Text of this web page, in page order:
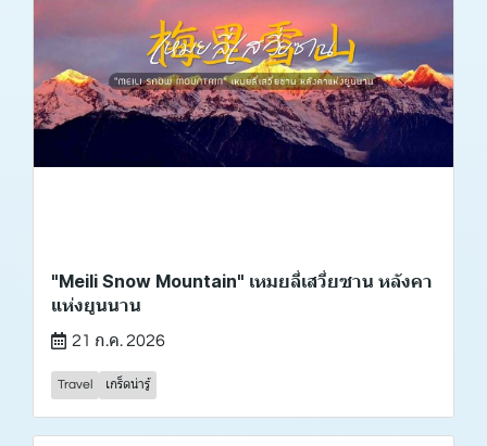
"Meili Snow Mountain" เหมยลี่เสวี่ยซาน หลังคา
แห่งยูนนาน
21 ก.ค. 2026
Travel เกร็ดน่ารู้